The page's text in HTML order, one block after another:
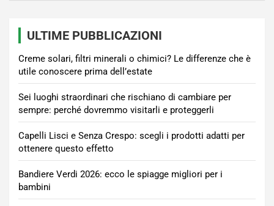
ULTIME PUBBLICAZIONI
Creme solari, filtri minerali o chimici? Le differenze che è
utile conoscere prima dell’estate
Sei luoghi straordinari che rischiano di cambiare per
sempre: perché dovremmo visitarli e proteggerli
Capelli Lisci e Senza Crespo: scegli i prodotti adatti per
ottenere questo effetto
Bandiere Verdi 2026: ecco le spiagge migliori per i
bambini